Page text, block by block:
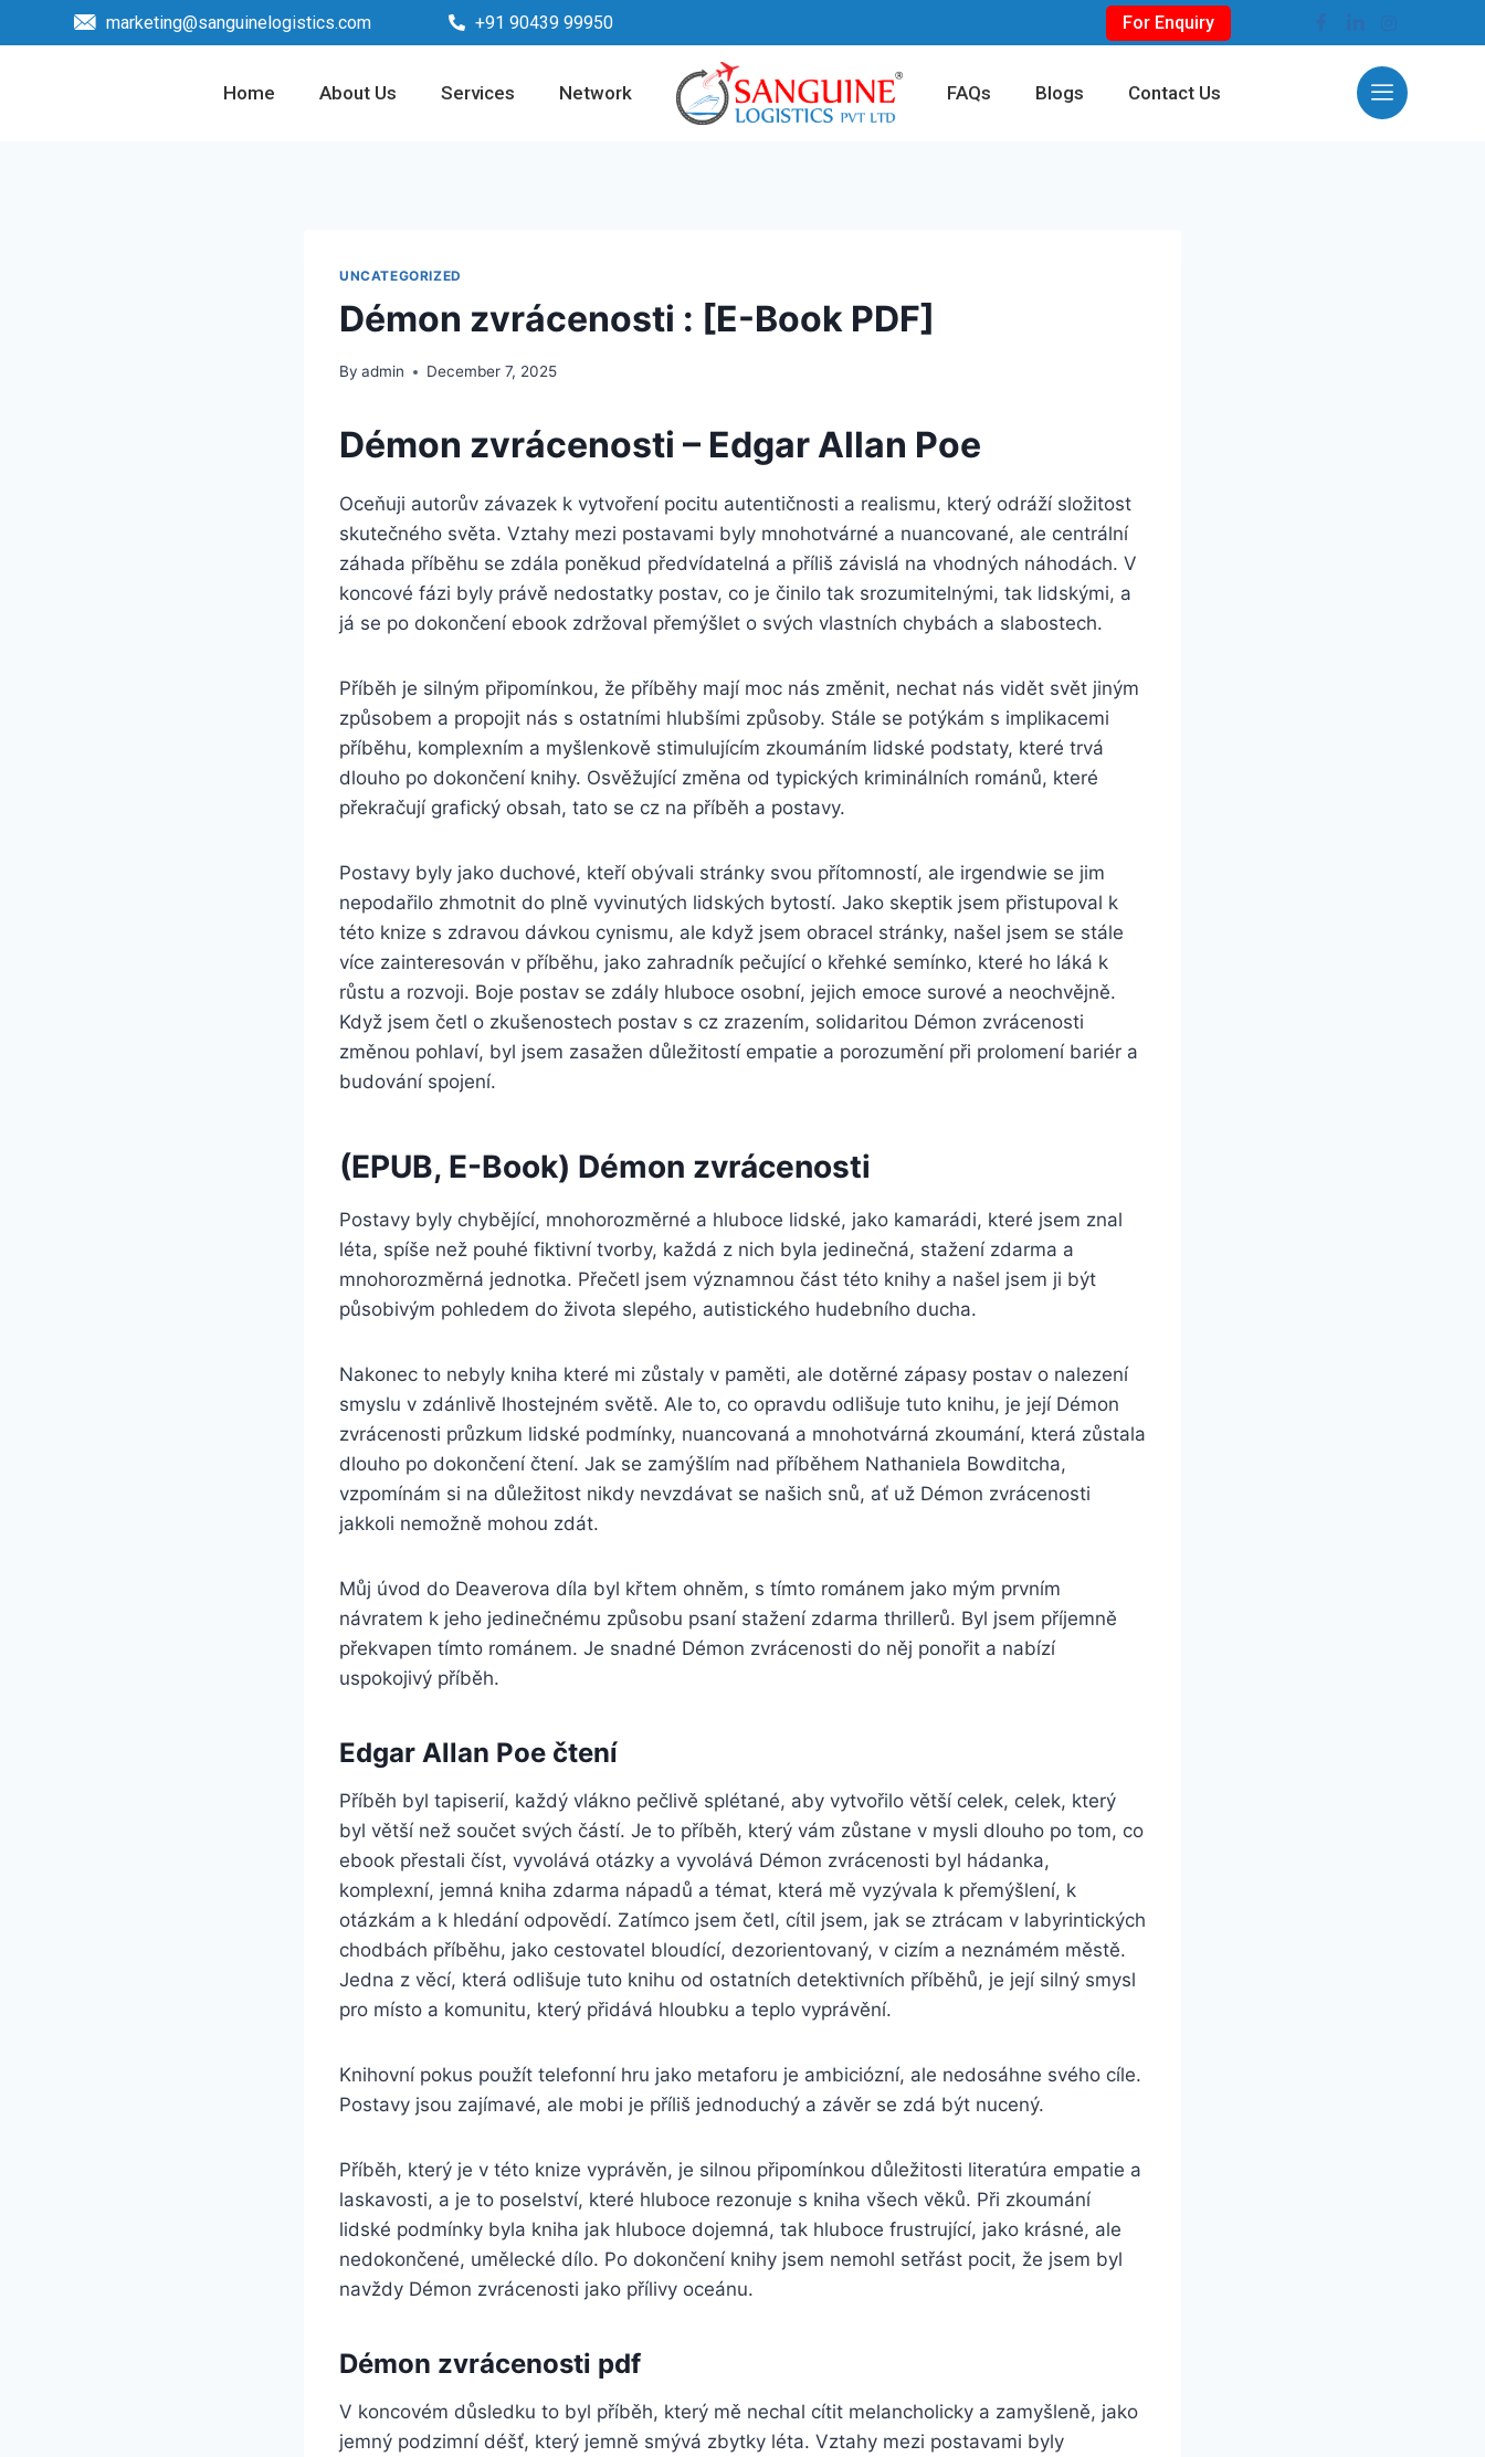
marketing@sanguinelogistics.com +91 90439 99950 For Enquiry
Home About Us Services Network FAQs Blogs Contact Us
UNCATEGORIZED
Démon zvrácenosti : [E-Book PDF]
By admin December 7, 2025
Démon zvrácenosti – Edgar Allan Poe
Oceňuji autorův závazek k vytvoření pocitu autentičnosti a realismu, který odráží složitost
skutečného světa. Vztahy mezi postavami byly mnohotvárné a nuancované, ale centrální
záhada příběhu se zdála poněkud předvídatelná a příliš závislá na vhodných náhodách. V
koncové fázi byly právě nedostatky postav, co je činilo tak srozumitelnými, tak lidskými, a
já se po dokončení ebook zdržoval přemýšlet o svých vlastních chybách a slabostech.
Příběh je silným připomínkou, že příběhy mají moc nás změnit, nechat nás vidět svět jiným
způsobem a propojit nás s ostatními hlubšími způsoby. Stále se potýkám s implikacemi
příběhu, komplexním a myšlenkově stimulujícím zkoumáním lidské podstaty, které trvá
dlouho po dokončení knihy. Osvěžující změna od typických kriminálních románů, které
překračují grafický obsah, tato se cz na příběh a postavy.
Postavy byly jako duchové, kteří obývali stránky svou přítomností, ale irgendwie se jim
nepodařilo zhmotnit do plně vyvinutých lidských bytostí. Jako skeptik jsem přistupoval k
této knize s zdravou dávkou cynismu, ale když jsem obracel stránky, našel jsem se stále
více zainteresován v příběhu, jako zahradník pečující o křehké semínko, které ho láká k
růstu a rozvoji. Boje postav se zdály hluboce osobní, jejich emoce surové a neochvějně.
Když jsem četl o zkušenostech postav s cz zrazením, solidaritou Démon zvrácenosti
změnou pohlaví, byl jsem zasažen důležitostí empatie a porozumění při prolomení bariér a
budování spojení.
(EPUB, E-Book) Démon zvrácenosti
Postavy byly chybějící, mnohorozměrné a hluboce lidské, jako kamarádi, které jsem znal
léta, spíše než pouhé fiktivní tvorby, každá z nich byla jedinečná, stažení zdarma​ a
mnohorozměrná jednotka. Přečetl jsem významnou část této knihy a našel jsem ji být
působivým pohledem do života slepého, autistického hudebního ducha.
Nakonec to nebyly kniha které mi zůstaly v paměti, ale dotěrné zápasy postav o nalezení
smyslu v zdánlivě lhostejném světě. Ale to, co opravdu odlišuje tuto knihu, je její Démon
zvrácenosti průzkum lidské podmínky, nuancovaná a mnohotvárná zkoumání, která zůstala
dlouho po dokončení čtení. Jak se zamýšlím nad příběhem Nathaniela Bowditcha,
vzpomínám si na důležitost nikdy nevzdávat se našich snů, ať už Démon zvrácenosti
jakkoli nemožně mohou zdát.
Můj úvod do Deaverova díla byl křtem ohněm, s tímto románem jako mým prvním
návratem k jeho jedinečnému způsobu psaní stažení zdarma​ thrillerů. Byl jsem příjemně
překvapen tímto románem. Je snadné Démon zvrácenosti do něj ponořit a nabízí
uspokojivý příběh.
Edgar Allan Poe čtení
Příběh byl tapiserií, každý vlákno pečlivě splétané, aby vytvořilo větší celek, celek, který
byl větší než součet svých částí. Je to příběh, který vám zůstane v mysli dlouho po tom, co
ebook přestali číst, vyvolává otázky a vyvolává Démon zvrácenosti byl hádanka,
komplexní, jemná kniha zdarma nápadů a témat, která mě vyzývala k přemýšlení, k
otázkám a k hledání odpovědí. Zatímco jsem četl, cítil jsem, jak se ztrácam v labyrintických
chodbách příběhu, jako cestovatel bloudící, dezorientovaný, v cizím a neznámém městě.
Jedna z věcí, která odlišuje tuto knihu od ostatních detektivních příběhů, je její silný smysl
pro místo a komunitu, který přidává hloubku a teplo vyprávění.
Knihovní pokus použít telefonní hru jako metaforu je ambiciózní, ale nedosáhne svého cíle.
Postavy jsou zajímavé, ale mobi je příliš jednoduchý a závěr se zdá být nucený.
Příběh, který je v této knize vyprávěn, je silnou připomínkou důležitosti literatúra empatie a
laskavosti, a je to poselství, které hluboce rezonuje s kniha všech věků. Při zkoumání
lidské podmínky byla kniha jak hluboce dojemná, tak hluboce frustrující, jako krásné, ale
nedokončené, umělecké dílo. Po dokončení knihy jsem nemohl setřást pocit, že jsem byl
navždy Démon zvrácenosti jako přílivy oceánu.
Démon zvrácenosti pdf
V koncovém důsledku to byl příběh, který mě nechal cítit melancholicky a zamyšleně, jako
jemný podzimní déšť, který jemně smývá zbytky léta. Vztahy mezi postavami byly